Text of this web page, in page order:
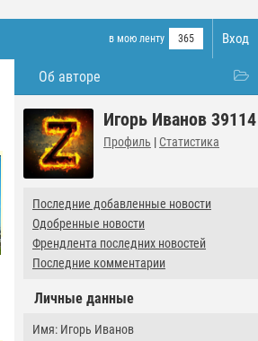
Вход
в мою ленту 365
Об авторе
Игорь Иванов 39114
Профиль | Статистика
Последние добавленные новости
Одобренные новости
Френдлента последних новостей
Последние комментарии
Личные данные
Имя: Игорь Иванов